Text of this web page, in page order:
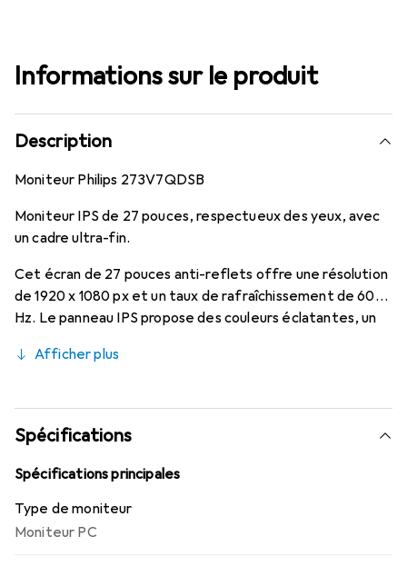
Informations sur le produit
Description
Moniteur Philips 273V7QDSB
Moniteur IPS de 27 pouces, respectueux des yeux, avec
un cadre ultra-fin.
Cet écran de 27 pouces anti-reflets offre une résolution
de 1920 x 1080 px et un taux de rafraîchissement de 60
Hz. Le panneau IPS propose des couleurs éclatantes, un
cadre extra-fin est idéal pour les configurations multi-
fatigue oculaire.
Afficher plus
Spécifications
Spécifications principales
Type de moniteur
Moniteur PC